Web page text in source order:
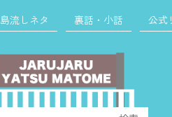
島流しネタ 裏話・小話 公式